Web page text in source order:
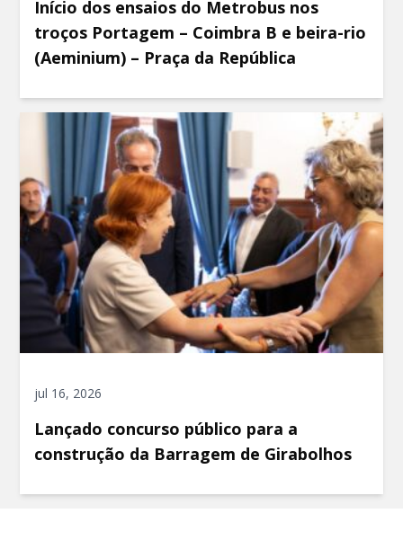
Início dos ensaios do Metrobus nos
troços Portagem – Coimbra B e beira-rio
(Aeminium) – Praça da República
jul 16, 2026
Lançado concurso público para a
construção da Barragem de Girabolhos